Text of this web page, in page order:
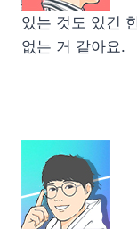
있는 것도 있긴
없는 거 같아요.